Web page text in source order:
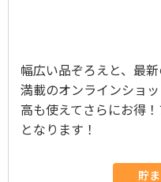
幅広い品ぞろえと、最
満載のオンラインショ
高も使えてさらにお得
となります！
貯